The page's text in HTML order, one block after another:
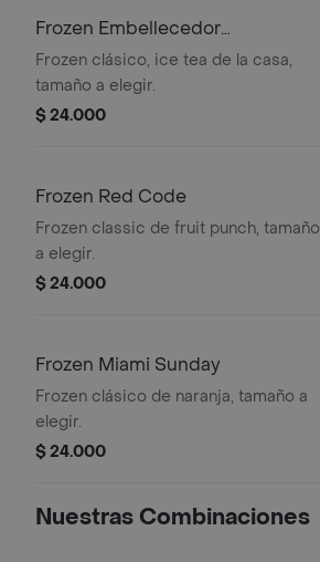
Frozen Embellecedor
Embellecedor
Frozen clásico, ice tea de la casa,
tamaño a elegir.
$ 24.000
Frozen Red Code
Frozen classic de fruit punch, tamaño
a elegir.
$ 24.000
Frozen Miami Sunday
Frozen clásico de naranja, tamaño a
elegir.
$ 24.000
Nuestras Combinaciones